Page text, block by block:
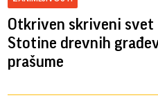
Otkriven skriveni svet
Stotine drevnih
prašume